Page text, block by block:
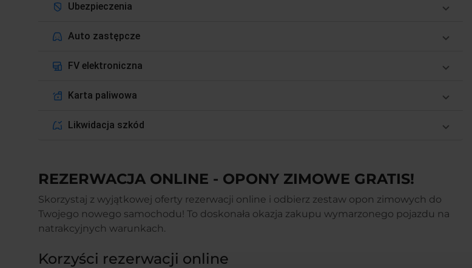
Ubezpieczenia
Auto zastępcze
FV elektroniczna
Karta paliwowa
Likwidacja szkód
REZERWACJA ONLINE - OPONY ZIMOWE GRATIS!
Skorzystaj z wyjątkowej oferty rezerwacji online i odbierz zestaw opon zimowych do
Twojego nowego samochodu! To doskonała okazja zakupu wymarzonego pojazdu na
natrakcyjnych warunkach.
Korzyści rezerwacji online